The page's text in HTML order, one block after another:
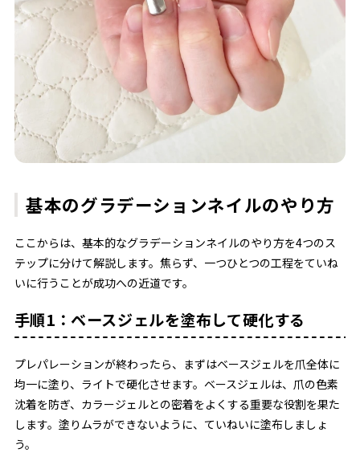
基本のグラデーションネイルのやり方
ここからは、基本的なグラデーションネイルのやり方を4つのス
テップに分けて解説します。焦らず、一つひとつの工程をていね
いに行うことが成功への近道です。
手順1：ベースジェルを塗布して硬化する
プレパレーションが終わったら、まずはベースジェルを爪全体に
均一に塗り、ライトで硬化させます。ベースジェルは、爪の色素
沈着を防ぎ、カラージェルとの密着をよくする重要な役割を果た
します。塗りムラができないように、ていねいに塗布しましょ
う。